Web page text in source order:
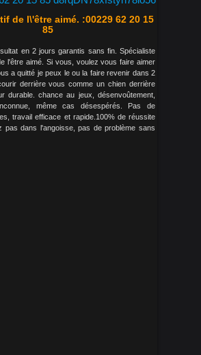
de l\'être aimé. :00229 62 20 15
85
en 2 jours garantis sans fin. Spécialiste
l'être aimé. Si vous, voulez vous faire aimer
a quitté je peux le ou la faire revenir dans 2
derrière vous comme un chien derrière
durable. chance au jeux, désenvoûtement,
même cas désespérés. Pas de
travail efficace et rapide.100% de réussite
pas dans l'angoisse, pas de problème sans